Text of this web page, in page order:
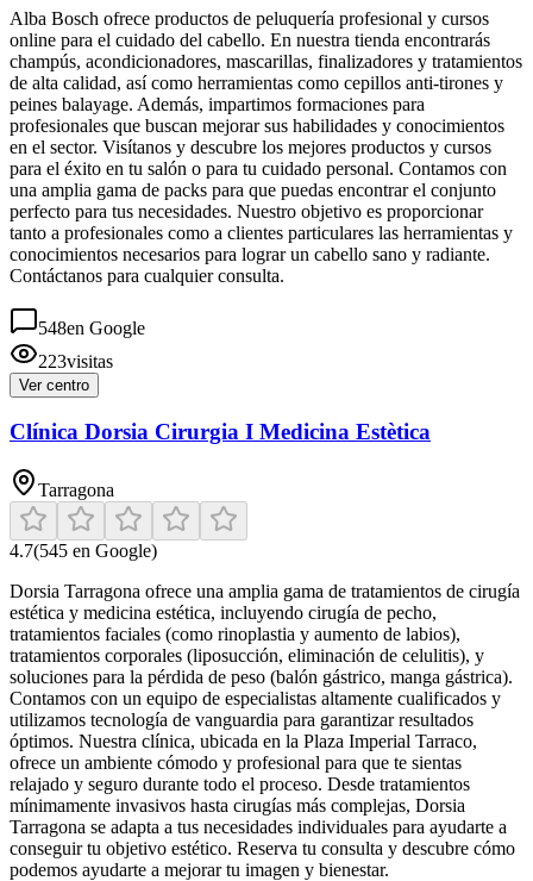
Alba Bosch ofrece productos de peluquería profesional y cursos
online para el cuidado del cabello. En nuestra tienda encontrarás
champús, acondicionadores, mascarillas, finalizadores y tratamientos
de alta calidad, así como herramientas como cepillos anti-tirones y
peines balayage. Además, impartimos formaciones para
profesionales que buscan mejorar sus habilidades y conocimientos
en el sector. Visítanos y descubre los mejores productos y cursos
para el éxito en tu salón o para tu cuidado personal. Contamos con
una amplia gama de packs para que puedas encontrar el conjunto
perfecto para tus necesidades. Nuestro objetivo es proporcionar
tanto a profesionales como a clientes particulares las herramientas y
conocimientos necesarios para lograr un cabello sano y radiante.
Contáctanos para cualquier consulta.
548en Google
223visitas
Ver centro
Clínica Dorsia Cirurgia I Medicina Estètica
Tarragona
4.7(545 en Google)
Dorsia Tarragona ofrece una amplia gama de tratamientos de cirugía
estética y medicina estética, incluyendo cirugía de pecho,
tratamientos faciales (como rinoplastia y aumento de labios),
tratamientos corporales (liposucción, eliminación de celulitis), y
soluciones para la pérdida de peso (balón gástrico, manga gástrica).
Contamos con un equipo de especialistas altamente cualificados y
utilizamos tecnología de vanguardia para garantizar resultados
óptimos. Nuestra clínica, ubicada en la Plaza Imperial Tarraco,
ofrece un ambiente cómodo y profesional para que te sientas
relajado y seguro durante todo el proceso. Desde tratamientos
mínimamente invasivos hasta cirugías más complejas, Dorsia
Tarragona se adapta a tus necesidades individuales para ayudarte a
conseguir tu objetivo estético. Reserva tu consulta y descubre cómo
podemos ayudarte a mejorar tu imagen y bienestar.